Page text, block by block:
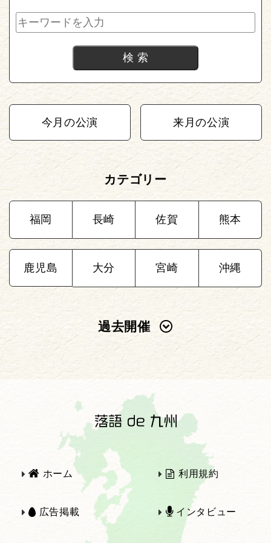
今月の公演 来月の公演
カテゴリー
福岡 長崎 佐賀 熊本
鹿児島 大分 宮崎 沖縄
過去開催
2022年
2021年 2020年
2019年 2018年
ホーム 利用規約
広告掲載 インタビュー